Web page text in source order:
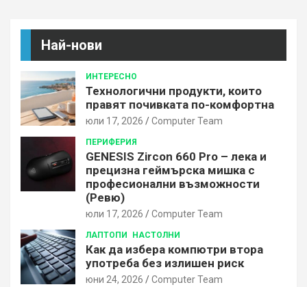
Най-нови
ИНТЕРЕСНО
Технологични продукти, които
правят почивката по-комфортна
юли 17, 2026 Computer Team
ПЕРИФЕРИЯ
GENESIS Zircon 660 Pro – лека и
прецизна геймърска мишка с
професионални възможности
(Ревю)
юли 17, 2026 Computer Team
ЛАПТОПИ НАСТОЛНИ
Как да избера компютри втора
употреба без излишен риск
юни 24, 2026 Computer Team